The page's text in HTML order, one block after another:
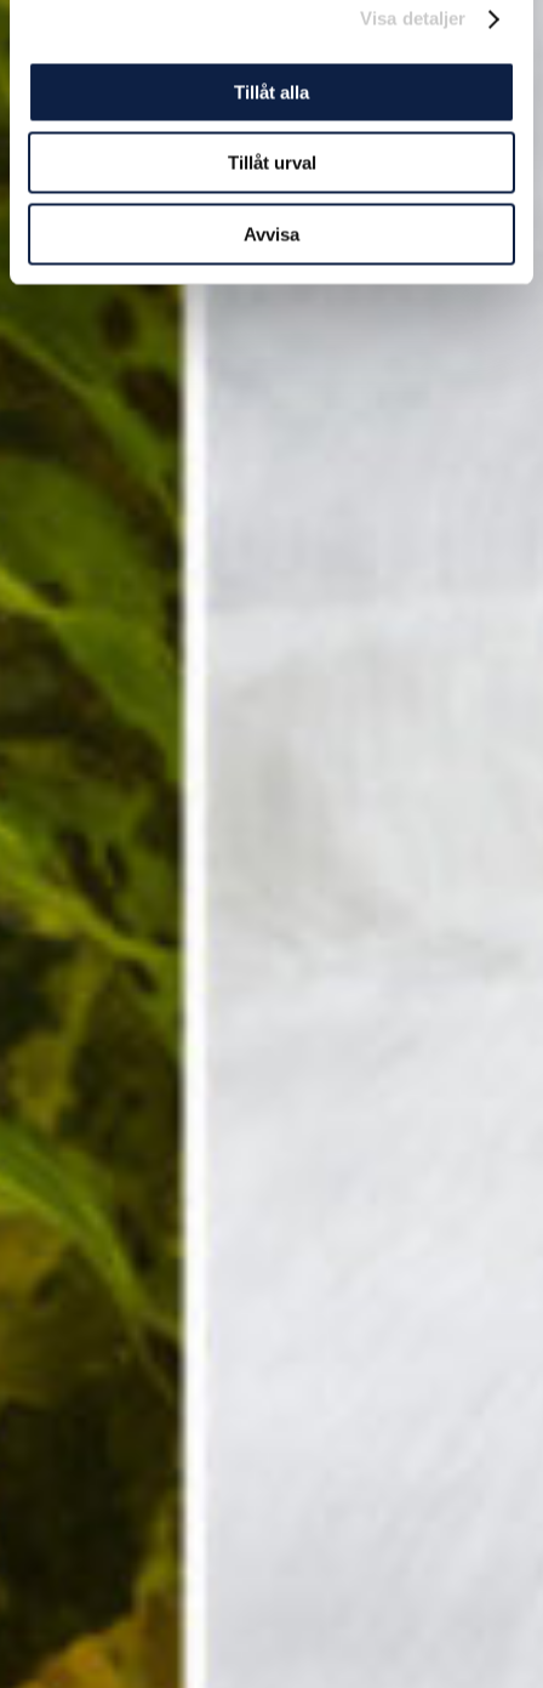
Visa detaljer
Tillåt alla
Tillåt urval
Avvisa